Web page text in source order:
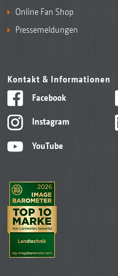
Online Fan Shop
Pressemeldungen
Kontakt & Informationen
Facebook
Instagram
YouTube